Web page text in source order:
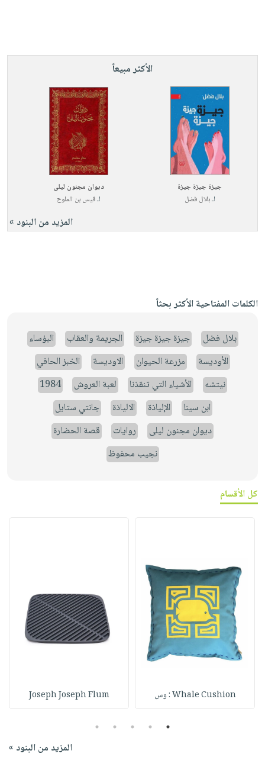
الأكثر مبيعاً
جيزة جيزة جيزة
لـبلال فضل
ديوان مجنون ليلى
لـقيس بن الملوح
المزيد من البنود »
الكلمات المفتاحية الأكثر بحثاً
بلال فضل جيزة جيزة جيزة الجريمة والعقاب
البؤساء
الأوديسة
مزرعة الحيوان الاوديسة
الخبز الحافي
نيتشه
الأشياء التي تنقذنا لعبة العروش
1984
ابن سينا
الإلياذة الالياذة
جانتي ستايل
ديوان مجنون ليلى
روايات
قصة الحضارة
نجيب محفوظ
كل الأقسام
Whale Cushion : وس Joseph Joseph Flum
1
2
3
4
5
المزيد من البنود »